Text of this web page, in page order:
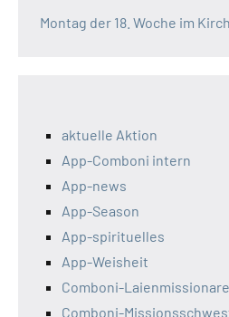
Montag der 18. Woche im
aktuelle Aktion
App-Comboni intern
App-news
App-Season
App-spirituelles
App-Weisheit
Comboni-Laienmissionare
Comboni-